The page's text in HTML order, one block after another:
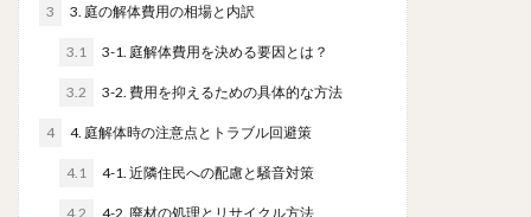
3 3. 庭の解体費用の相場と内訳
3.1 3-1. 庭解体費用を決める要因とは？
3.2 3-2. 費用を抑えるための具体的な方法
4 4. 庭解体時の注意点とトラブル回避策
4.1 4-1. 近隣住民への配慮と騒音対策
4.2 4-2. 廃材の処理とリサイクル方法